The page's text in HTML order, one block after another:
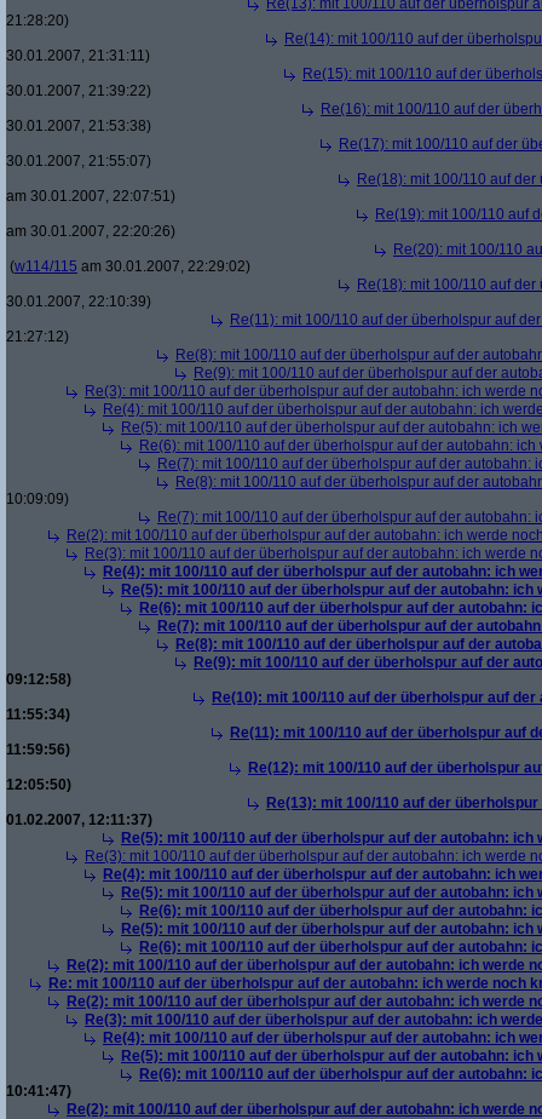
Re(13): mit 100/110 auf der überholspur
21:28:20)
Re(14): mit 100/110 auf der
30.01.2007, 21:31:11)
Re(15): mit 100/110 auf der
30.01.2007, 21:39:22)
Re(16): mit 100/110 auf der
30.01.2007, 21:53:38)
Re(17): mit 100/110 auf der
30.01.2007, 21:55:07)
Re(18): mit 100/110 auf
am 30.01.2007, 22:07:51)
Re(19): mit 100/110 auf
am 30.01.2007, 22:20:26)
Re(20): mit 100/110
(w114/115 am 30.01.2007, 22:29:02)
Re(18): mit 100/110 auf
30.01.2007, 22:10:39)
Re(11): mit 100/110 auf der überholspur auf
21:27:12)
Re(8): mit 100/110 auf der überholspur auf der
Re(9): mit 100/110 auf der überholspur auf der
Re(3): mit 100/110 auf der überholspur auf der autobahn: ich werde
Re(4): mit 100/110 auf der überholspur auf der autobahn: ich
Re(5): mit 100/110 auf der überholspur auf der autobahn: ich
Re(6): mit 100/110 auf der überholspur auf der autobahn:
Re(7): mit 100/110 auf der überholspur auf der autobahn:
Re(8): mit 100/110 auf der überholspur auf der
10:09:09)
Re(7): mit 100/110 auf der überholspur auf der autobahn:
Re(2): mit 100/110 auf der überholspur auf der autobahn: ich werde
Re(3): mit 100/110 auf der überholspur auf der autobahn: ich werde
Re(4): mit 100/110 auf der überholspur auf der autobahn: ich
Re(5): mit 100/110 auf der überholspur auf der autobahn: ich
Re(6): mit 100/110 auf der überholspur auf der autobahn:
Re(7): mit 100/110 auf der überholspur auf der
Re(8): mit 100/110 auf der überholspur auf der
Re(9): mit 100/110 auf der überholspur auf der
09:12:58)
Re(10): mit 100/110 auf der überholspur auf
11:55:34)
Re(11): mit 100/110 auf der überholspur auf
11:59:56)
Re(12): mit 100/110 auf der überholspur
12:05:50)
Re(13): mit 100/110 auf der
01.02.2007, 12:11:37)
Re(5): mit 100/110 auf der überholspur auf der autobahn: ich
Re(3): mit 100/110 auf der überholspur auf der autobahn: ich werde
Re(4): mit 100/110 auf der überholspur auf der autobahn: ich
Re(5): mit 100/110 auf der überholspur auf der autobahn: ich
Re(6): mit 100/110 auf der überholspur auf der autobahn:
Re(5): mit 100/110 auf der überholspur auf der autobahn: ich
Re(6): mit 100/110 auf der überholspur auf der autobahn:
Re(2): mit 100/110 auf der überholspur auf der autobahn: ich werde
Re: mit 100/110 auf der überholspur auf der autobahn: ich werde noch
Re(2): mit 100/110 auf der überholspur auf der autobahn: ich werde
Re(3): mit 100/110 auf der überholspur auf der autobahn: ich
Re(4): mit 100/110 auf der überholspur auf der autobahn: ich
Re(5): mit 100/110 auf der überholspur auf der autobahn: ich
Re(6): mit 100/110 auf der überholspur auf der autobahn:
10:41:47)
Re(2): mit 100/110 auf der überholspur auf der autobahn: ich werde